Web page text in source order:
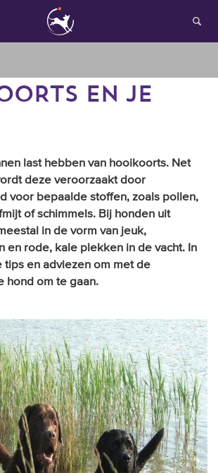
honden
je hond
account
EN JE
last hebben van hooikoorts. Net
deze veroorzaakt door
voor bepaalde stoffen, zoals pollen,
of schimmels. Bij honden uit
in de vorm van jeuk,
en rode, kale plekken in de vacht. In
en adviezen om met de
hond om te gaan.